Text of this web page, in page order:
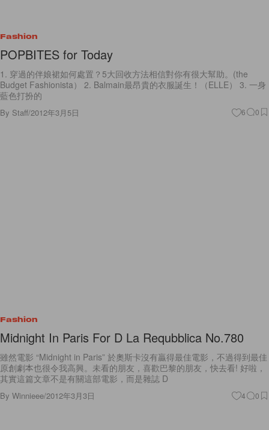
Fashion
POPBITES for Today
1. 穿過的伴娘裙如何處置？5大回收方法相信對你有很大幫助。(the
Budget Fashionista） 2. Balmain最昂貴的衣服誕生！（ELLE） 3. 一身
藍色打扮的
By Staff/2012年3月5日 6 0
Fashion
Midnight In Paris For D La Requbblica No.780
雖然電影 “Midnight in Paris” 於奧斯卡沒有贏得最佳電影，不過得到最佳
原創劇本也很令我高興。未看的朋友，喜歡巴黎的朋友，快去看! 好啦，
其實這篇文章不是有關這部電影，而是雜誌 D
By Winnieee/2012年3月3日 4 0